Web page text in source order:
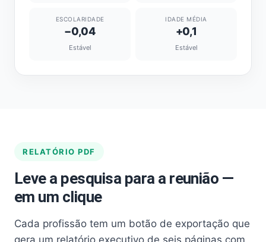
ESCOLARIDADE
−0,04
Estável
IDADE MÉDIA
+0,1
Estável
RELATÓRIO PDF
Leve a pesquisa para a reunião —
em um clique
Cada profissão tem um botão de exportação que
gera um relatório executivo de seis páginas com